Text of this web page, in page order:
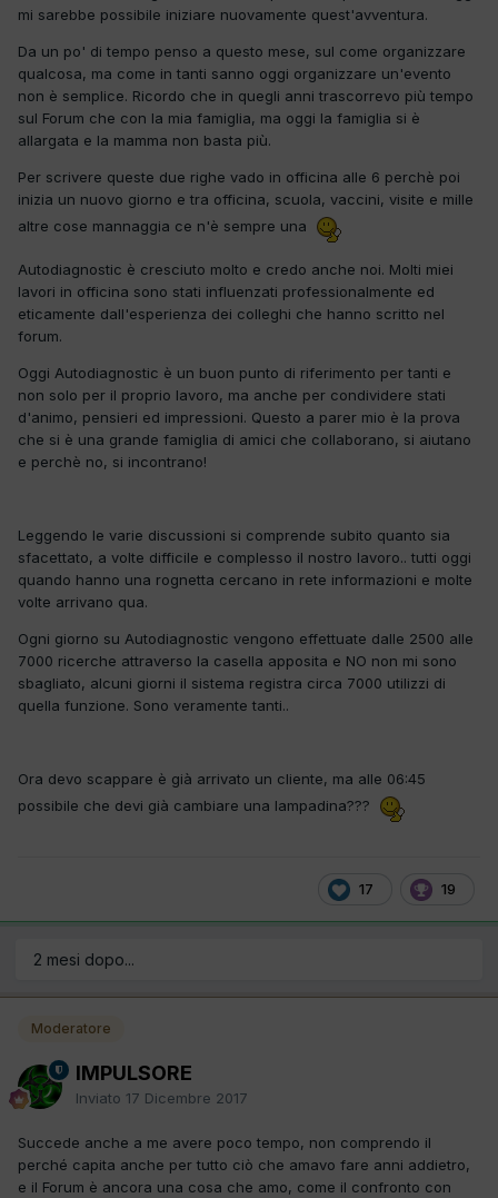
mi sarebbe possibile iniziare nuovamente quest'avventura.
Da un po' di tempo penso a questo mese, sul come organizzare
qualcosa, ma come in tanti sanno oggi organizzare un'evento
non è semplice. Ricordo che in quegli anni trascorrevo più tempo
sul Forum che con la mia famiglia, ma oggi la famiglia si è
allargata e la mamma non basta più.
Per scrivere queste due righe vado in officina alle 6 perchè poi
inizia un nuovo giorno e tra officina, scuola, vaccini, visite e mille
altre cose mannaggia ce n'è sempre una
Autodiagnostic è cresciuto molto e credo anche noi. Molti miei
lavori in officina sono stati influenzati professionalmente ed
eticamente dall'esperienza dei colleghi che hanno scritto nel
forum.
Oggi Autodiagnostic è un buon punto di riferimento per tanti e
non solo per il proprio lavoro, ma anche per condividere stati
d'animo, pensieri ed impressioni. Questo a parer mio è la prova
che si è una grande famiglia di amici che collaborano, si aiutano
e perchè no, si incontrano!
Leggendo le varie discussioni si comprende subito quanto sia
sfacettato, a volte difficile e complesso il nostro lavoro.. tutti oggi
quando hanno una rognetta cercano in rete informazioni e molte
volte arrivano qua.
Ogni giorno su Autodiagnostic vengono effettuate dalle 2500 alle
7000 ricerche attraverso la casella apposita e NO non mi sono
sbagliato, alcuni giorni il sistema registra circa 7000 utilizzi di
quella funzione. Sono veramente tanti..
Ora devo scappare è già arrivato un cliente, ma alle 06:45
possibile che devi già cambiare una lampadina???
17 19
2 mesi dopo...
Moderatore
IMPULSORE
Inviato 17 Dicembre 2017
Succede anche a me avere poco tempo, non comprendo il
perché capita anche per tutto ciò che amavo fare anni addietro,
e il Forum è ancora una cosa che amo, come il confronto con